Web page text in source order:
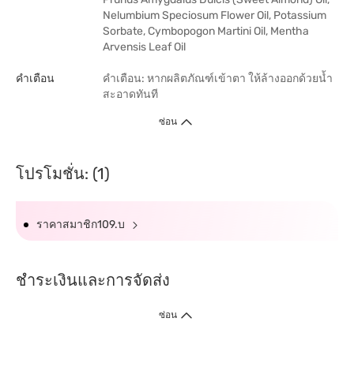
Nelumbium Speciosum Flower Oil, Potassium
Sorbate, Cymbopogon Martini Oil, Mentha
Arvensis Leaf Oil
คำเตือน
คำเตือน: หากผลิตภัณฑ์เข้าตา ให้ล้างออกด้วยน้ำ
สะอาดทันที
ซ่อน
โปรโมชั่น: (1)
ราคาสมาชิก109.บ
ชำระเงินและการจัดส่ง
ซ่อน